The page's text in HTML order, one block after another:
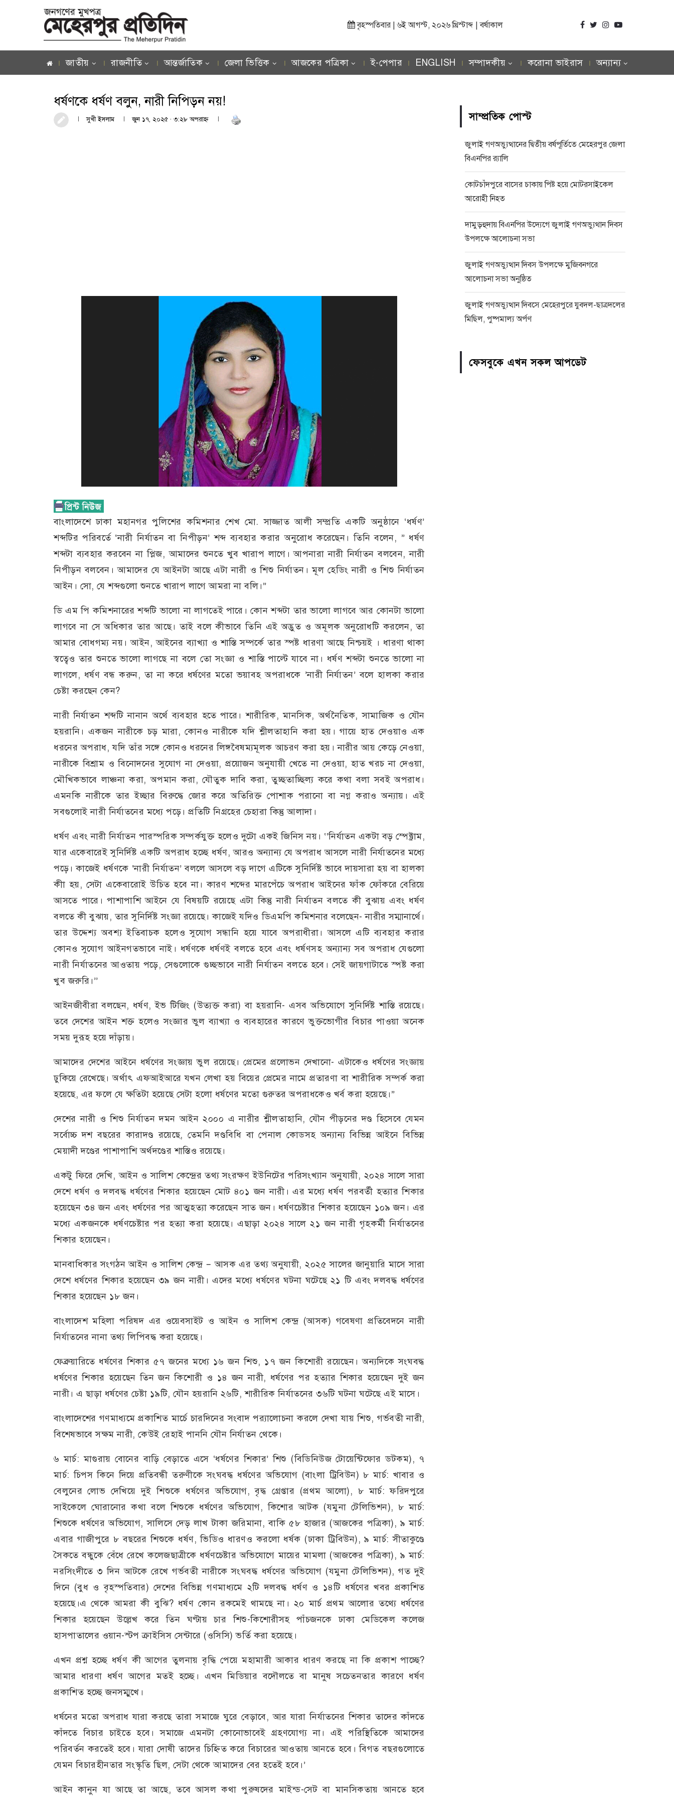
বৃহস্পতিবার | ৬ই আগস্ট, ২০২৬ খ্রিস্টাব্দ | বর্ষাকাল
জাতীয় রাজনীতি আন্তর্জাতিক জেলা ভিত্তিক আজকের পত্রিকা ই-পেপার ENGLISH সম্পাদকীয় করোনা ভাইরাস অন্যান্য
ধর্ষণকে ধর্ষণ বলুন, নারী নিপিড়ন নয়!
সুখী ইসলাম জুন ১৭, ২০২৫ · ৩:২৮ অপরাহ্ণ
বাংলাদেশে ঢাকা মহানগর পুলিশের কমিশনার শেখ মো. সাজ্জাত আলী সম্প্রতি একটি অনুষ্ঠানে ‘ধর্ষণ’
শব্দটির পরিবর্তে ‘নারী নির্যাতন বা নিপীড়ন’ শব্দ ব্যবহার করার অনুরোধ করেছেন। তিনি বলেন, ” ধর্ষণ
শব্দটা ব্যবহার করবেন না প্লিজ, আমাদের শুনতে খুব খারাপ লাগে। আপনারা নারী নির্যাতন বলবেন, নারী
নিপীড়ন বলবেন। আমাদের যে আইনটা আছে এটা নারী ও শিশু নির্যাতন। মূল হেডিং নারী ও শিশু নির্যাতন
আইন। সো, যে শব্দগুলো শুনতে খারাপ লাগে আমরা না বলি।”
ডি এম পি কমিশনারের শব্দটি ভালো না লাগতেই পারে। কোন শব্দটা তার ভালো লাগবে আর কোনটা ভালো
লাগবে না সে অধিকার তার আছে। তাই বলে কীভাবে তিনি এই অদ্ভুত ও অমূলক অনুরোধটি করলেন, তা
আমার বোধগম্য নয়। আইন, আইনের ব্যাখ্যা ও শাস্তি সম্পর্কে তার স্পষ্ট ধারণা আছে নিশ্চয়ই । ধারণা থাকা
স্বত্বেও তার শুনতে ভালো লাগছে না বলে তো সংজ্ঞা ও শাস্তি পাল্টে যাবে না। ধর্ষণ শব্দটা শুনতে ভালো না
লাগলে, ধর্ষণ বন্ধ করুন, তা না করে ধর্ষণের মতো ভয়াবহ অপরাধকে ’নারী নির্যাতন’ বলে হালকা করার
চেষ্টা করছেন কেন?
নারী নির্যাতন শব্দটি নানান অর্থে ব্যবহার হতে পারে। শারীরিক, মানসিক, অর্থনৈতিক, সামাজিক ও যৌন
হয়রানি। একজন নারীকে চড় মারা, কোনও নারীকে যদি শ্লীলতাহানি করা হয়। গায়ে হাত দেওয়াও এক
ধরনের অপরাধ, যদি তাঁর সঙ্গে কোনও ধরনের লিঙ্গবৈষম্যমূলক আচরণ করা হয়। নারীর আয় কেড়ে নেওয়া,
নারীকে বিশ্রাম ও বিনোদনের সুযোগ না দেওয়া, প্রয়োজন অনুযায়ী খেতে না দেওয়া, হাত খরচ না দেওয়া,
মৌখিকভাবে লাঞ্চনা করা, অপমান করা, যৌতুক দাবি করা, তুচ্ছতাচ্ছিল্য করে কথা বলা সবই অপরাধ।
এমনকি নারীকে তার ইচ্ছার বিরুদ্ধে জোর করে অতিরিক্ত পোশাক পরানো বা নগ্ন করাও অন্যায়। এই
সবগুলোই নারী নির্যাতনের মধ্যে পড়ে। প্রতিটি নিগ্রহের চেহারা কিন্তু আলাদা।
ধর্ষণ এবং নারী নির্যাতন পারস্পরিক সম্পর্কযুক্ত হলেও দুটো একই জিনিস নয়। ‘‘নির্যাতন একটা বড় স্পেক্ট্রাম,
যার একেবারেই সুনির্দিষ্ট একটি অপরাধ হচ্ছে ধর্ষণ, আরও অন্যান্য যে অপরাধ আসলে নারী নির্যাতনের মধ্যে
পড়ে। কাজেই ধর্ষণকে ‘নারী নির্যাতন’ বললে আসলে বড় দাগে এটিকে সুনির্দিষ্ট ভাবে দায়সারা হয় বা হালকা
কীা হয়, সেটা একেবারোই উচিত হবে না। কারণ শব্দের মারপেঁচে অপরাধ আইনের ফাঁক ফোঁকরে বেরিয়ে
আসতে পারে। পাশাপাশি আইনে যে বিষয়টি রয়েছে এটা কিন্তু নারী নির্যাতন বলতে কী বুঝায় এবং ধর্ষণ
বলতে কী বুঝায়, তার সুনির্দিষ্ট সংজ্ঞা রয়েছে। কাজেই যদিও ডিএমপি কমিশনার বলেছেন- নারীর সম্মানার্থে।
তার উদ্দেশ্য অবশ্য ইতিবাচক হলেও সুযোগ সন্ধানি হয়ে যাবে অপরাধীরা। আসলে এটি ব্যবহার করার
কোনও সুযোগ আইনগতভাবে নাই। ধর্ষণকে ধর্ষণই বলতে হবে এবং ধর্ষণসহ অন্যান্য সব অপরাধ যেগুলো
নারী নির্যাতনের আওতায় পড়ে, সেগুলোকে গুচ্ছভাবে নারী নির্যাতন বলতে হবে। সেই জায়গাটাতে স্পষ্ট করা
খুব জরুরি।’’
আইনজীবীরা বলছেন, ধর্ষণ, ইভ টিজিং (উত্যক্ত করা) বা হয়রানি- এসব অভিযোগে সুনির্দিষ্ট শাস্তি রয়েছে।
তবে দেশের আইন শক্ত হলেও সংজ্ঞার ভুল ব্যাখ্যা ও ব্যবহারের কারণে ভুক্তভোগীর বিচার পাওয়া অনেক
সময় দুরূহ হয়ে দাঁড়ায়।
আমাদের দেশের আইনে ধর্ষণের সংজ্ঞায় ভুল রয়েছে। প্রেমের প্রলোভন দেখানো- এটাকেও ধর্ষণের সংজ্ঞায়
ঢুকিয়ে রেখেছে। অর্থাৎ এফআইআরে যখন লেখা হয় বিয়ের প্রেমের নামে প্রতারণা বা শারীরিক সম্পর্ক করা
হয়েছে, এর ফলে যে ক্ষতিটা হয়েছে সেটা হলো ধর্ষণের মতো গুরুতর অপরাধকেও খর্ব করা হয়েছে।”
দেশের নারী ও শিশু নির্যাতন দমন আইন ২০০০ এ নারীর শ্লীলতাহানি, যৌন পীড়নের দণ্ড হিসেবে যেমন
সর্বোচ্চ দশ বছরের কারাদণ্ড রয়েছে, তেমনি দণ্ডবিধি বা পেনাল কোডসহ অন্যান্য বিভিন্ন আইনে বিভিন্ন
মেয়াদী দণ্ডের পাশাপাশি অর্থদণ্ডের শাস্তিও রয়েছে।
একটু ফিরে দেখি, আইন ও সালিশ কেন্দ্রের তথ্য সংরক্ষণ ইউনিটের পরিসংখ্যান অনুযায়ী, ২০২৪ সালে সারা
দেশে ধর্ষণ ও দলবদ্ধ ধর্ষণের শিকার হয়েছেন মোট ৪০১ জন নারী। এর মধ্যে ধর্ষণ পরবর্তী হত্যার শিকার
হয়েছেন ৩৪ জন এবং ধর্ষণের পর আত্মহত্যা করেছেন সাত জন। ধর্ষণচেষ্টার শিকার হয়েছেন ১০৯ জন। এর
মধ্যে একজনকে ধর্ষণচেষ্টার পর হত্যা করা হয়েছে। এছাড়া ২০২৪ সালে ২১ জন নারী গৃহকর্মী নির্যাতনের
শিকার হয়েছেন।
মানবাধিকার সংগঠন আইন ও সালিশ কেন্দ্র – আসক এর তথ্য অনুযায়ী, ২০২৫ সালের জানুয়ারি মাসে সারা
দেশে ধর্ষণের শিকার হয়েছেন ৩৯ জন নারী। এদের মধ্যে ধর্ষণের ঘটনা ঘটেছে ২১ টি এবং দলবদ্ধ ধর্ষণের
শিকার হয়েছেন ১৮ জন।
বাংলাদেশ মহিলা পরিষদ এর ওয়েবসাইট ও আইন ও সালিশ কেন্দ্র (আসক) গবেষণা প্রতিবেদনে নারী
নির্যাতনের নানা তথ্য লিপিবদ্ধ করা হয়েছে।
ফেব্রুয়ারিতে ধর্ষণের শিকার ৫৭ জনের মধ্যে ১৬ জন শিশু, ১৭ জন কিশোরী রয়েছেন। অন্যদিকে সংঘবদ্ধ
ধর্ষণের শিকার হয়েছেন তিন জন কিশোরী ও ১৪ জন নারী, ধর্ষণের পর হত্যার শিকার হয়েছেন দুই জন
নারী। এ ছাড়া ধর্ষণের চেষ্টা ১৯টি, যৌন হয়রানি ২৬টি, শারীরিক নির্যাতনের ৩৬টি ঘটনা ঘটেছে এই মাসে।
বাংলাদেশের গণমাধ্যমে প্রকাশিত মার্চে চারদিনের সংবাদ পর‌্যালোচনা করলে দেখা যায় শিশু, গর্ভবতী নারী,
বিশেষভাবে সক্ষম নারী, কেউই রেহাই পাননি যৌন নির্যাতন থেকে।
৬ মার্চ: মাগুরায় বোনের বাড়ি বেড়াতে এসে ‘ধর্ষণের শিকার’ শিশু (বিডিনিউজ টোয়েন্টিফোর ডটকম), ৭
মার্চ: চিপস কিনে দিয়ে প্রতিবন্ধী তরুণীকে সংঘবদ্ধ ধর্ষণের অভিযোগ (বাংলা ট্রিবিউন) ৮ মার্চ: খাবার ও
বেলুনের লোভ দেখিয়ে দুই শিশুকে ধর্ষণের অভিযোগ, বৃদ্ধ গ্রেপ্তার (প্রথম আলো), ৮ মার্চ: ফরিদপুরে
সাইকেলে ঘোরানোর কথা বলে শিশুকে ধর্ষণের অভিযোগ, কিশোর আটক (যমুনা টেলিভিশন), ৮ মার্চ:
শিশুকে ধর্ষণের অভিযোগ, সালিসে দেড় লাখ টাকা জরিমানা, বাকি ৫৮ হাজার (আজকের পত্রিকা), ৯ মার্চ:
এবার গাজীপুরে ৮ বছরের শিশুকে ধর্ষণ, ভিডিও ধারণও করলো ধর্ষক (ঢাকা ট্রিবিউন), ৯ মার্চ: সীতাকুণ্ডে
সৈকতে বন্ধুকে বেঁধে রেখে কলেজছাত্রীকে ধর্ষণচেষ্টার অভিযোগে মায়ের মামলা (আজকের পত্রিকা), ৯ মার্চ:
নরসিংদীতে ৩ দিন আটকে রেখে গর্ভবতী নারীকে সংঘবদ্ধ ধর্ষণের অভিযোগ (যমুনা টেলিভিশন), গত দুই
দিনে (বুধ ও বৃহস্পতিবার) দেশের বিভিন্ন গণমাধ্যমে ২টি দলবদ্ধ ধর্ষণ ও ১৪টি ধর্ষণের খবর প্রকাশিত
হয়েছে।এ থেকে আমরা কী বুঝি? ধর্ষণ কোন রকমেই থামছে না। ২০ মার্চ প্রথম আলোর তথ্যে ধর্ষণের
শিকার হয়েছেন উল্লেখ করে তিন ঘণ্টায় চার শিশু-কিশোরীসহ পাঁচজনকে ঢাকা মেডিকেল কলেজ
হাসপাতালের ওয়ান-স্টপ ক্রাইসিস সেন্টারে (ওসিসি) ভর্তি করা হয়েছে।
এখন প্রশ্ন হচ্ছে ধর্ষণ কী আগের তুলনায় বৃদ্ধি পেয়ে মহামারী আকার ধারণ করছে না কি প্রকাশ পাচ্ছে?
আমার ধারণা ধর্ষণ আগের মতই হচ্ছে। এখন মিডিয়ার বদৌলতে বা মানুষ সচেতনতার কারণে ধর্ষণ
প্রকাশিত হচ্ছে জনসম্মুখে।
ধর্ষনের মতো অপরাধ যারা করছে তারা সমাজে ঘুরে বেড়াবে, আর যারা নির্যাতনের শিকার তাদের কাঁদতে
কাঁদতে বিচার চাইতে হবে। সমাজে এমনটা কোনোভাবেই গ্রহণযোগ্য না। এই পরিস্থিতিকে আমাদের
পরিবর্তন করতেই হবে। যারা দোষী তাদের চিহ্নিত করে বিচারের আওতায় আনতে হবে। বিগত বছরগুলোতে
যেমন বিচারহীনতার সংস্কৃতি ছিল, সেটা থেকে আমাদের বের হতেই হবে।’
আইন কানুন যা আছে তা আছে, তবে আসল কথা পুরুষদের মাইন্ড-সেট বা মানসিকতায় আনতে হবে
সাম্প্রতিক পোস্ট
জুলাই গণঅভ্যুত্থানের দ্বিতীয় বর্ষপূর্তিতে মেহেরপুর জেলা
বিএনপির র‍্যালি
কোটচাঁদপুরে বাসের চাকায় পিষ্ট হয়ে মোটরসাইকেল
আরোহী নিহত
দামুড়হুদায় বিএনপির উদ্যেগে জুলাই গণঅভ্যুথান দিবস
উপলক্ষে আলোচনা সভা
জুলাই গণঅভ্যুত্থান দিবস উপলক্ষে মুজিবনগরে
আলোচনা সভা অনুষ্ঠিত
জুলাই গণঅভ্যুত্থান দিবসে মেহেরপুরে যুবদল-ছাত্রদলের
মিছিল, পুষ্পমাল্য অর্পণ
ফেসবুকে এখন সকল আপডেট